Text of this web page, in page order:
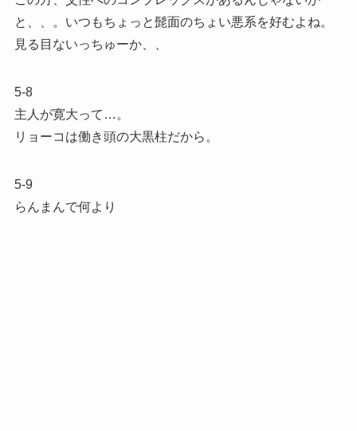
と、、。いつもちょっと髭面のちょい悪系を好むよね。
見る目ないっちゅーか、、
5-8
主人が寛大って…。
リョーコは働き頭の大黒柱だから。
5-9
らんまんで何より